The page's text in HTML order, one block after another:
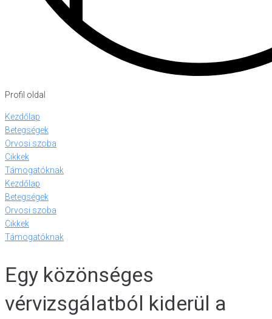
Profil oldal
Kezdőlap
Betegségek
Orvosi szoba
Cikkek
Támogatóknak
Kezdőlap
Betegségek
Orvosi szoba
Cikkek
Támogatóknak
Egy közönséges
vérvizsgálatból kiderül a